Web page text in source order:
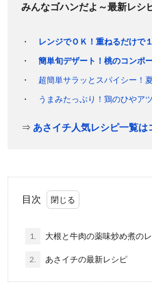
みんなゴハンだよ～最新レシ
レンジでＯＫ！重ねるだけで
簡単旬デザート！桃のコンポ
超簡単サラッとスパイシー！
うまみたっぷり！鶏のひやア
⇒ あさイチ人気レシピ一覧は
目次
1. 大根と牛肉の薬味炒め煮の
2. あさイチの最新レシピ